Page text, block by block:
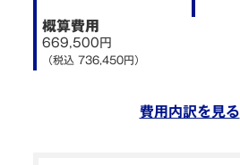
概算費用
669,500円
（税込 736,450円）
費用内訳を見る